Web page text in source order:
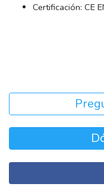
Certificación: CE